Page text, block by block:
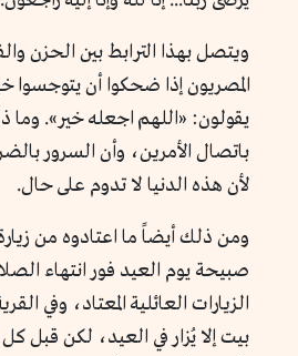
ويتصل بهذا الترابط بين الحزن
المصريون إذا ضحكوا أن يتوجسوا
يقولون: «اللهم اجعله خير». وما
باتصال الأمرين، وأن السرور
لأن هذه الدنيا لا تدوم على حال.
ومن ذلك أيضاً ما اعتادوه من
صبيحة يوم العيد فور انتهاء
الزيارات العائلية المعتاد، وفي
بيت إلا يُزار في العيد، لكن قبل كل